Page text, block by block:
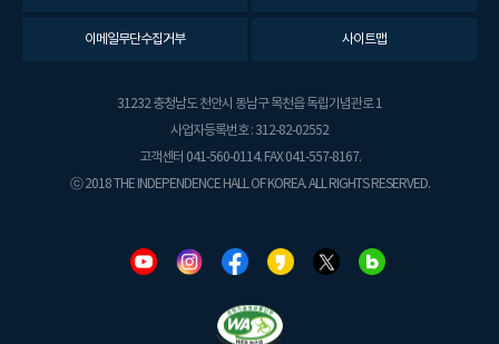
이메일무단수집거부 사이트맵
31232 충청남도 천안시 동남구 목천읍 독립기념관로 1
사업자등록번호 : 312-82-02552
고객센터 041-560-0114. FAX 041-557-8167.
ⓒ 2018 THE INDEPENDENCE HALL OF KOREA. ALL RIGHTS RESERVED.